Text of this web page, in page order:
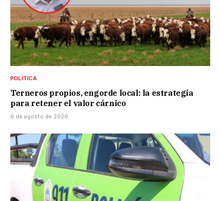
POLÍTICA
Terneros propios, engorde local: la estrategia
para retener el valor cárnico
6 de agosto de 2026